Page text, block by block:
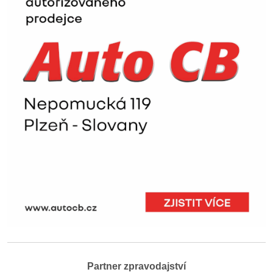
Partner zpravodajství